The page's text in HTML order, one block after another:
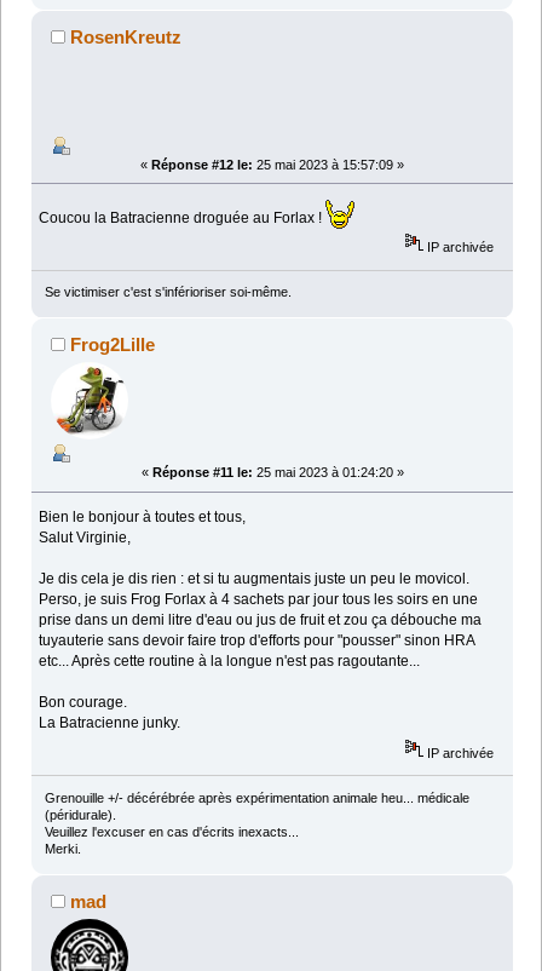
RosenKreutz
« Réponse #12 le: 25 mai 2023 à 15:57:09 »
Coucou la Batracienne droguée au Forlax !
IP archivée
Se victimiser c'est s'inférioriser soi-même.
Frog2Lille
« Réponse #11 le: 25 mai 2023 à 01:24:20 »
Bien le bonjour à toutes et tous,
Salut Virginie,
Je dis cela je dis rien : et si tu augmentais juste un peu le movicol.
Perso, je suis Frog Forlax à 4 sachets par jour tous les soirs en une
prise dans un demi litre d'eau ou jus de fruit et zou ça débouche ma
tuyauterie sans devoir faire trop d'efforts pour "pousser" sinon HRA
etc... Après cette routine à la longue n'est pas ragoutante...
Bon courage.
La Batracienne junky.
IP archivée
Grenouille +/- décérébrée après expérimentation animale heu... médicale
(péridurale).
Veuillez l'excuser en cas d'écrits inexacts...
Merki.
mad